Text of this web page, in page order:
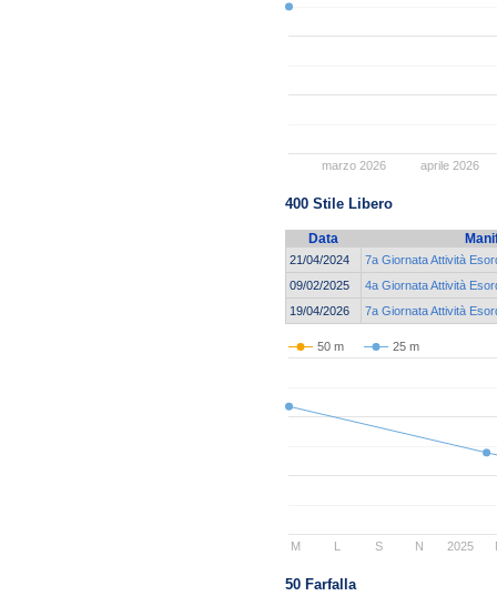
marzo 2026 aprile 2026
400 Stile Libero
Data
21/04/2024
7a Giornata Attività
09/02/2025
4a Giornata Attività
19/04/2026
7a Giornata Attività
50 m 25 m
2025
M S N
50 Farfalla